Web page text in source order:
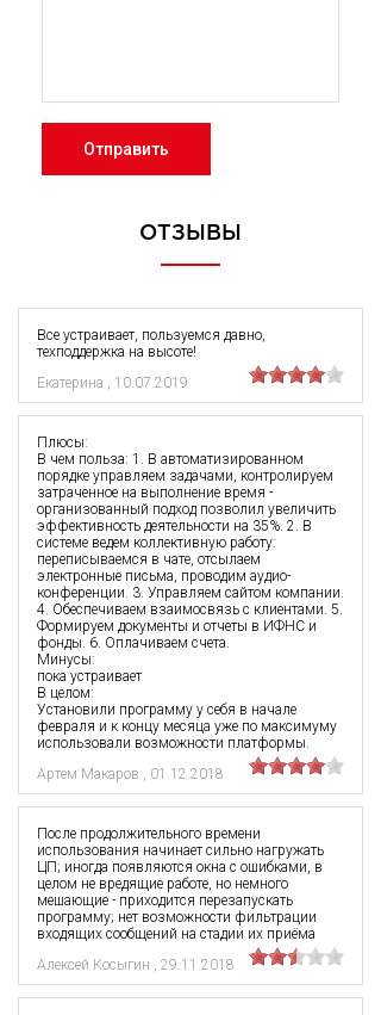
Отправить
ОТЗЫВЫ
Екатерина , 10.07.2019
Все устраивает, пользуемся давно,
техподдержка на высоте!
Артем Макаров , 01.12.2018
Плюсы:
В чем польза: 1. В автоматизированном
порядке управляем задачами, контролируем
затраченное на выполнение время -
организованный подход позволил увеличить
эффективность деятельности на 35%. 2. В
системе ведем коллективную работу:
переписываемся в чате, отсылаем
электронные письма, проводим аудио-
конференции. 3. Управляем сайтом компании.
4. Обеспечиваем взаимосвязь с клиентами. 5.
Формируем документы и отчеты в ИФНС и
фонды. 6. Оплачиваем счета.
Минусы:
пока устраивает
В целом:
Установили программу у себя в начале
февраля и к концу месяца уже по максимуму
использовали возможности платформы.
Алексей Косыгин , 29.11.2018
После продолжительного времени
использования начинает сильно нагружать
ЦП; иногда появляются окна с ошибками, в
целом не вредящие работе, но немного
мешающие - приходится перезапускать
программу; нет возможности фильтрации
входящих сообщений на стадии их приёма